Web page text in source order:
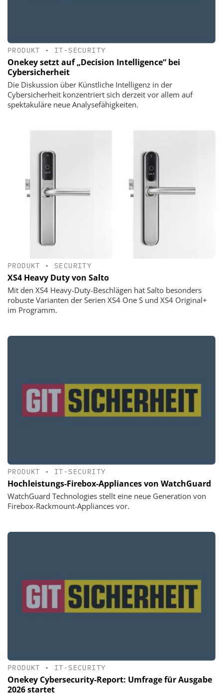
PRODUKT • IT-SECURITY
Onekey setzt auf „Decision Intelligence“ bei
Cybersicherheit
Die Diskussion über Künstliche Intelligenz in der
Cybersicherheit konzentriert sich derzeit vor allem auf
spektakuläre neue Analysefähigkeiten.
PRODUKT • SECURITY
XS4 Heavy Duty von Salto
Mit den XS4 Heavy-Duty-Beschlägen hat Salto besonders
robuste Varianten der Serien XS4 One S und XS4 Original+
im Programm.
PRODUKT • IT-SECURITY
Hochleistungs-Firebox-Appliances von WatchGuard
WatchGuard Technologies stellt eine neue Generation von
Firebox-Rackmount-Appliances vor.
PRODUKT • IT-SECURITY
Onekey Cybersecurity-Report: Umfrage für Ausgabe
2026 startet